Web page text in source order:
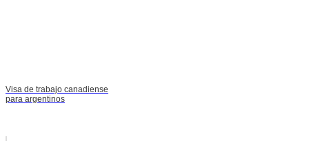
Visa de trabajo canadiense
para argentinos